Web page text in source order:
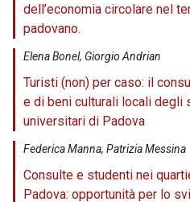
dell’economia circolare nel
padovano.
Elena Bonel, Giorgio Andrian
Turisti (non) per caso: il
e di beni culturali locali degli
universitari di Padova
Federica Manna, Patrizia Messina
Consulte e studenti nei
Padova: opportunità per lo